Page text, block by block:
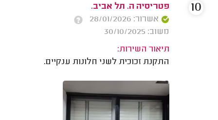
פטריסיה ה. תל אביב.
אשרור: 28/01/2026
משוב: 30/10/2025
תיאור השירות:
התקנת זכוכית לשני חלונות ענקיים.
10